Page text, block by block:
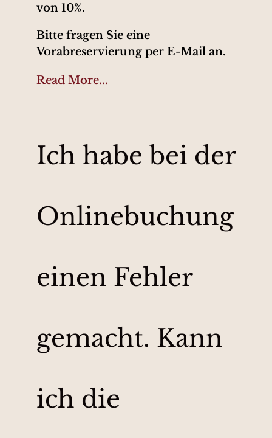
von 10%.
Bitte fragen Sie eine
Vorabreservierung per E-Mail an.
Read More...
Ich habe bei der
Onlinebuchung
einen Fehler
gemacht. Kann
ich die